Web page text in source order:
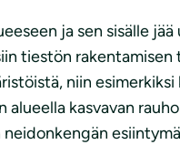
ja sen sisälle
tiestön
niin
kasvavan